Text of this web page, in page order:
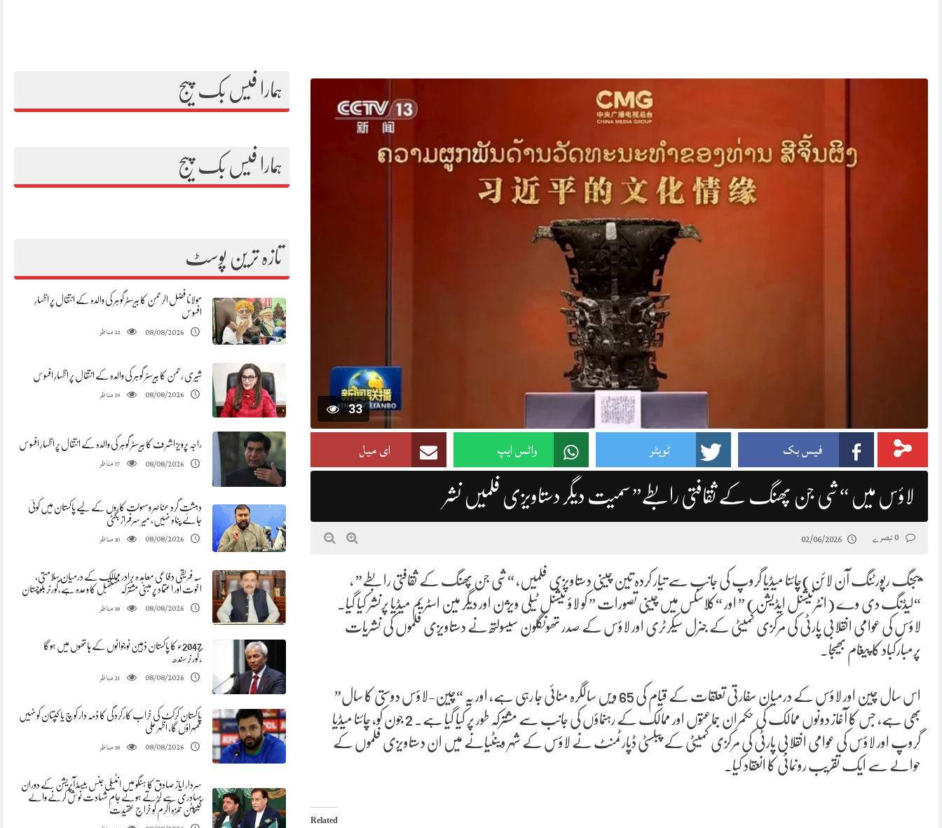
ہمارا فیس بک پیج
ہمارا فیس بک پیج
تازہ ترین پوسٹ
مولانا فضل الرحمن کا بیرسٹر گوہر کی والدہ کے انتقال پر اظہارِ
افسوس
08/08/2026
22مناظر
شیری رحمن کا بیرسٹر گوہر کی والدہ کے انتقال پر اظہارِ افسوس
08/08/2026
19مناظر
راجہ پرویز اشرف کا بیرسٹر گوہر کی والدہ کے انتقال پر اظہارِ افسوس
08/08/2026
17مناظر
دہشت گرد عناصر وسہولت کاروں کے لیے پاکستان میں کوئی
جائے پناہ نہیں، میر سرفراز بگٹی
08/08/2026
20مناظر
سہ فریقی دفاعی معاہد ہ برادر ممالک کے درمیان سلامتی،
اخوت اور اعتماد پر مبنی مشترکہ مستقبل کا وعدہ ہے،گورنر بلوچستان
08/08/2026
18مناظر
2047ء کا پاکستان ذہین نوجوانوں کے ہاتھوں میں ہوگا
،گورنرسندھ
08/08/2026
21مناظر
پاکستان کرکٹ کی خراب کارکردگی کا ذمہ دار کوچ یا کپتان کو نہیں
ٹھہراؤں گا، اظہر علی
08/08/2026
18مناظر
سردار ایاز صادق کا ہنگو میں انٹیلی جنس بیسڈ آپریشن کے دوران
بہادری سے لڑتے ہوئے جامِ شہادت نوش کرنے والے
کیپٹن حمزہ اکرم کو خراجِ عقیدت
33
فیس بک ٹویٹر واٹس ایپ ای میل
لاؤس میں “شی جن پھنگ کے ثقافتی رابطے” سمیت دیگر دستاویزی فلمیں نشر
02/06/2026
بیجنگ رپورٹنگ آن لائن)چائنا میڈیا گروپ کی جانب سے تیار کردہ تین چینی دستاویزی فلمیں، “شی جن پھنگ کے ثقافتی رابطے” ،
“لیڈنگ دی وے (انٹرنیشنل ایڈیشن) ” اور “کلاسکس میں چینی تصورات ” کو لاؤ نیشنل ٹیلی ویژن اور دیگر مین اسٹریم میڈیا پرنشر کیا گیا۔
لاؤس کی عوامی انقلابی پارٹی کی مرکزی کمیٹی کے جنرل سیکرٹری اور لاؤس کے صدر تھونگلون سیسولتھ نے دستاویزی فلموں کی نشریات
پرمبارکباد کا پیغام بھیجا۔
اس سال چین اور لاؤس کے درمیان سفارتی تعلقات کے قیام کی 65 ویں سالگرہ منائی جا رہی ہے، اور یہ “چین-لاؤس دوستی کا سال”
بھی ہے، جس کا آغاز دونوں ممالک کی حکمران جماعتوں اور ممالک کے رہنماؤں کی جانب سے مشترکہ طور پر کیا گیا ہے۔ 2 جون کو، چائنا میڈیا
گروپ اور لاؤس کی عوامی انقلابی پارٹی کی مرکزی کمیٹی کے پبلسٹی ڈپارٹمنٹ نے لاؤس کے شہر وینٹیانے میں ان دستاویزی فلموں کے
حوالے سے ایک تقریب رونمائی کا انعقاد کیا۔
Related